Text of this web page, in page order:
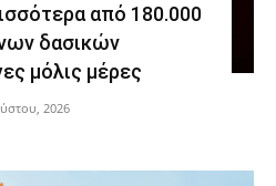
από 180.000
δασικών
μόλις μέρες
2026